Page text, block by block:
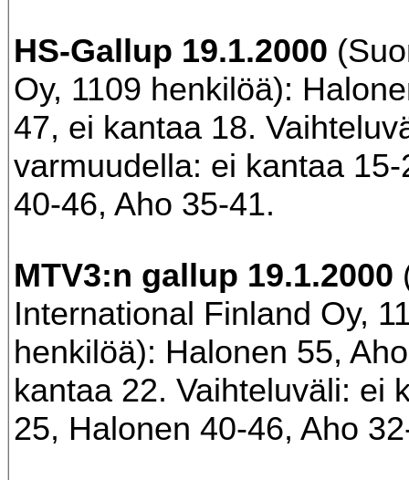
HS-Gallup 19.1.2000
Oy, 1109 henkilöä):
47, ei kantaa 18.
varmuudella: ei kantaa
40-46, Aho 35-41.
MTV3:n gallup 19.1.2000
International Finland Oy,
henkilöä): Halonen 55,
kantaa 22. Vaihteluväli: ei
25, Halonen 40-46, Aho